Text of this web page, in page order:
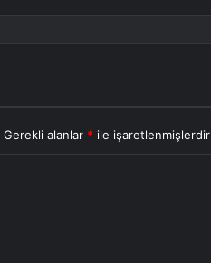
Gerekli alanlar * ile işaretlenmişlerdir